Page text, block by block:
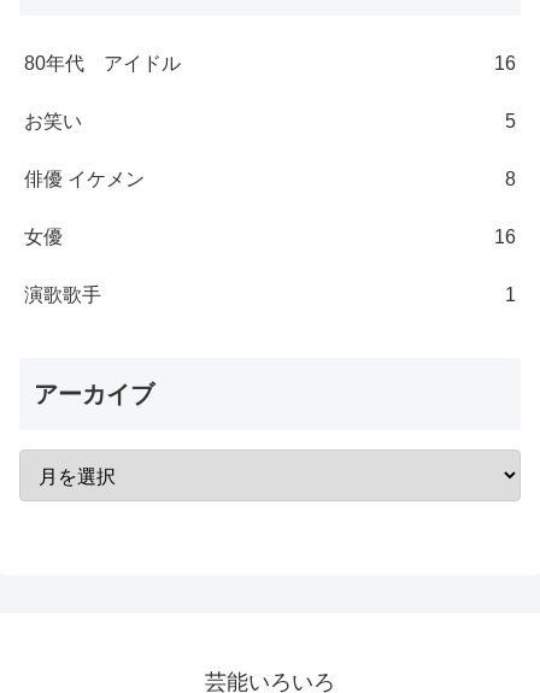
80年代 アイドル 16
お笑い 5
俳優 イケメン 8
女優 16
演歌歌手 1
アーカイブ
芸能いろいろ